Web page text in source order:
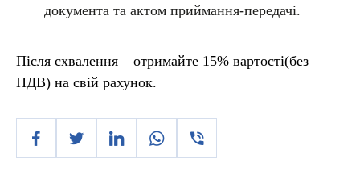
документа та актом приймання-передачі.
Після схвалення – отримайте 15% вартості(без
ПДВ) на свій рахунок.